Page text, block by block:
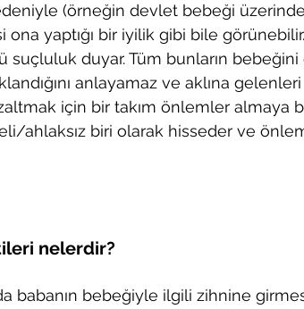
(örneğin devlet bebeği
yaptığı bir iyilik gibi bile
suçluluk duyar. Tüm bunların
anlayamaz ve aklına
için bir takım önlemler almaya
ahlaksız biri olarak hisseder ve
nelerdir?
babanın bebeğiyle ilgili zihnine